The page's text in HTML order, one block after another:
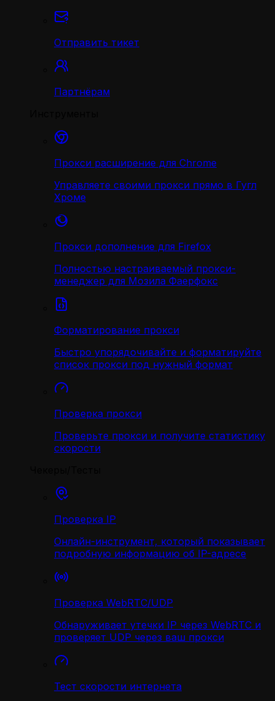
Отправить тикет
Партнёрам
Прокси расширение для Chrome
Управляете своими прокси прямо в Гугл
Хроме
Прокси дополнение для Firefox
Полностью настраиваемый прокси-
менеджер для Мозила Фаерфокс
Форматирование прокси
Быстро упорядочивайте и форматируйте
список прокси под нужный формат
Проверка прокси
Проверьте прокси и получите статистику
скорости
Проверка IP
Онлайн-инструмент, который показывает
подробную информацию об IP-адресе
Проверка WebRTC/UDP
Обнаруживает утечки IP через WebRTC и
проверяет UDP через ваш прокси
Тест скорости интернета